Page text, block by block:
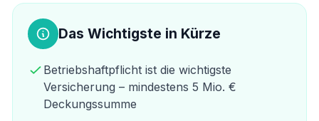
Das Wichtigste in Kürze
Betriebshaftpflicht ist die wichtigste
Versicherung – mindestens 5 Mio. €
Deckungssumme